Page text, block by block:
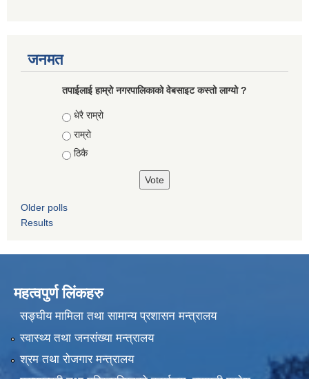
जनमत
तपाईलाई हाम्रो नगरपालिकाको वेबसाइट कस्तो लाग्यो ?
Choices
धेरै राम्रो
राम्रो
ठिकै
Older polls
Results
महत्वपुर्ण लिंकहरु
सङ्घीय मामिला तथा सामान्य प्रशासन मन्त्रालय
स्वास्थ्य तथा जनसंख्या मन्त्रालय
श्रम तथा रोजगार मन्त्रालय